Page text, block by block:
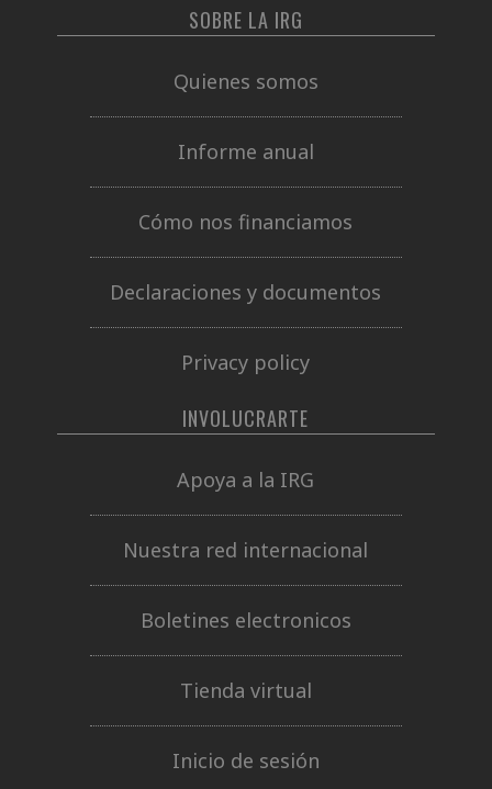
SOBRE LA IRG
Quienes somos
Informe anual
Cómo nos financiamos
Declaraciones y documentos
Privacy policy
INVOLUCRARTE
Apoya a la IRG
Nuestra red internacional
Boletines electronicos
Tienda virtual
Inicio de sesión